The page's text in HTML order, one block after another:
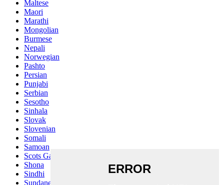
Maltese
Maori
Marathi
Mongolian
Burmese
Nepali
Norwegian
Pashto
Persian
Punjabi
Serbian
Sesotho
Sinhala
Slovak
Slovenian
Somali
Samoan
Scots Gaelic
Shona
Sindhi
Sundanese